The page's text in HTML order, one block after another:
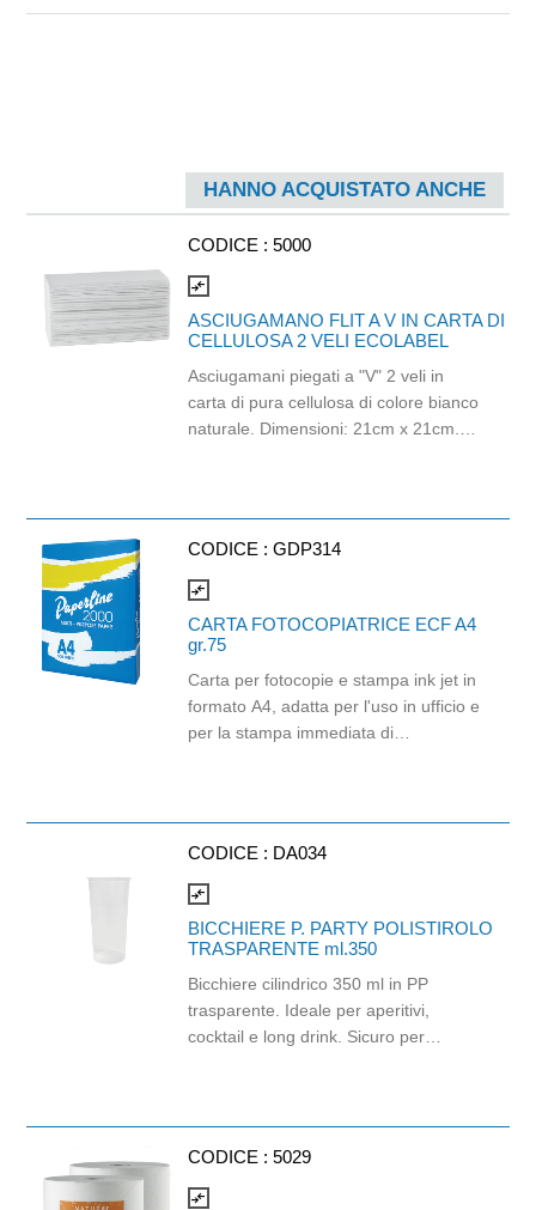
HANNO ACQUISTATO ANCHE
CODICE : 5000
compare_arrows
ASCIUGAMANO FLIT A V IN CARTA DI
CELLULOSA 2 VELI ECOLABEL
Asciugamani piegati a "V" 2 veli in
carta di pura cellulosa di colore bianco
naturale. Dimensioni: 21cm x 21cm.
CODICE : GDP314
compare_arrows
CARTA FOTOCOPIATRICE ECF A4
gr.75
Carta per fotocopie e stampa ink jet in
formato A4, adatta per l'uso in ufficio e
per la stampa immediata di
Dimensioni foglio: 21x29,7 cm. Risma
da 500 fogli.
CODICE : DA034
compare_arrows
BICCHIERE P. PARTY POLISTIROLO
TRASPARENTE ml.350
Bicchiere cilindrico 350 ml in PP
trasparente. Ideale per aperitivi,
cocktail e long drink. Sicuro per
l’utilizzo. Monouso e riciclabile.
Capacità alla tacca: 300 ml. Capacità
CODICE : 5029
compare_arrows